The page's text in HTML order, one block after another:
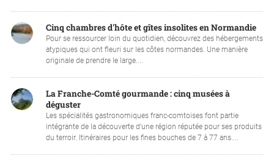
Cinq chambres d'hôte et gîtes insolites en Normandie
Pour se ressourcer loin du quotidien, découvrez des hébergements
atypiques qui ont fleuri sur les côtes normandes. Une manière
originale de prendre le large....
La Franche-Comté gourmande : cinq musées à
déguster
Les spécialités gastronomiques franc-comtoises font partie
intégrante de la découverte d’une région réputée pour ses produits
du terroir. Itinéraires pour les fines bouches de 7 à 77 ans....